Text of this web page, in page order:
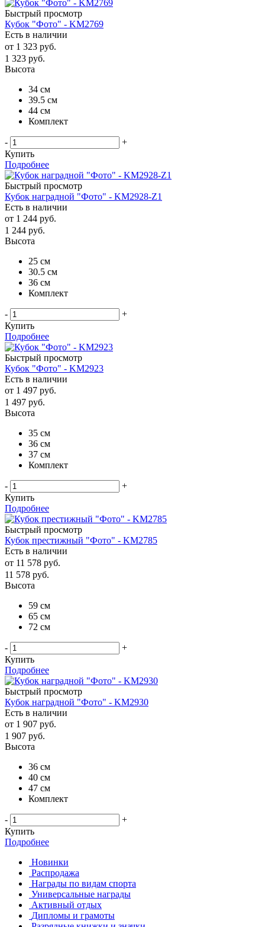
Быстрый просмотр
Кубок "Фото" - KM2769
Есть в наличии
от 1 323 руб.
1 323 руб.
Высота
34 см
39.5 см
44 см
Комплект
-
+
Купить
Подробнее
Быстрый просмотр
Кубок наградной "Фото" - KM2928-Z1
Есть в наличии
от 1 244 руб.
1 244 руб.
Высота
25 см
30.5 см
36 см
Комплект
-
+
Купить
Подробнее
Быстрый просмотр
Кубок "Фото" - KM2923
Есть в наличии
от 1 497 руб.
1 497 руб.
Высота
35 см
36 см
37 см
Комплект
-
+
Купить
Подробнее
Быстрый просмотр
Кубок престижный "Фото" - KM2785
Есть в наличии
от 11 578 руб.
11 578 руб.
Высота
59 см
65 см
72 см
-
+
Купить
Подробнее
Быстрый просмотр
Кубок наградной "Фото" - KM2930
Есть в наличии
от 1 907 руб.
1 907 руб.
Высота
36 см
40 см
47 см
Комплект
-
+
Купить
Подробнее
Новинки
Распродажа
Награды по видам спорта
Универсальные награды
Активный отдых
Дипломы и грамоты